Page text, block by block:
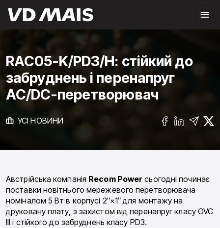
RAC05-K/PD3/H: стійкий до
забруднень і перенапруг
AC/DC-перетворювач
УСІ НОВИНИ
Австрійська компанія Recom Power сьогодні починає
поставки новітнього мережевого перетворювача
номіналом 5 Вт в корпусі 2″×1″ для монтажу на
друковану плату, з захистом від перенапруг класу OVC
III і стійкого до забруднень класу PD3.